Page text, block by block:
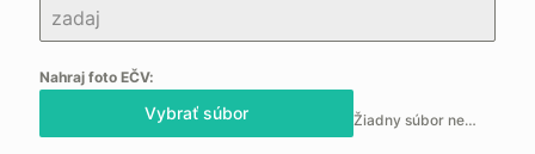
Nahraj foto EČV:
Vybrať súbor Žiadny súbor nebol vybraný